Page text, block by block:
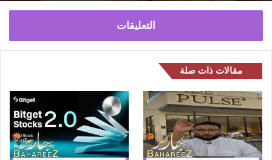
التعليقات
مقالات ذات صلة